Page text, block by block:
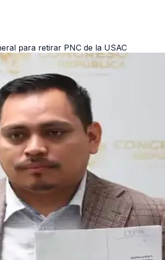
para retirar PNC de la USAC